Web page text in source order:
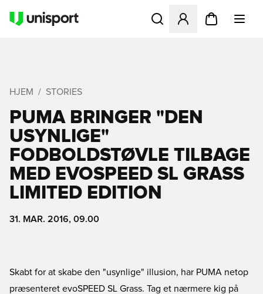
Åbner en Modal til at
HJEM STORIES
PUMA BRINGER "DEN
USYNLIGE"
FODBOLDSTØVLE TILBAGE
MED EVOSPEED SL GRASS
LIMITED EDITION
31. MAR. 2016, 09.00
Skabt for at skabe den "usynlige" illusion, har PUMA netop
præsenteret evoSPEED SL Grass. Tag et nærmere kig på